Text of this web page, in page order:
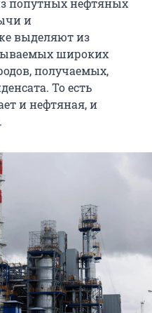
попутных нефтяных
и
выделяют из
широких
получаемых,
То есть
и нефтяная, и